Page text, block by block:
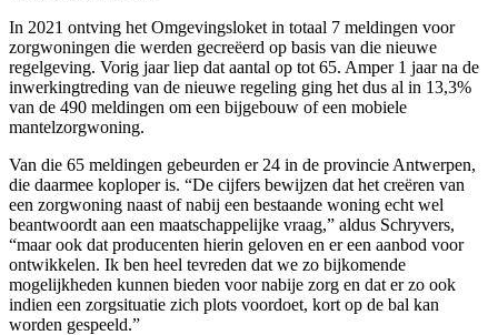
In 2021 ontving het Omgevingsloket in totaal 7 meldingen voor
zorgwoningen die werden gecreëerd op basis van die nieuwe
regelgeving. Vorig jaar liep dat aantal op tot 65. Amper 1 jaar na de
inwerkingtreding van de nieuwe regeling ging het dus al in 13,3%
van de 490 meldingen om een bijgebouw of een mobiele
mantelzorgwoning.
Van die 65 meldingen gebeurden er 24 in de provincie Antwerpen,
die daarmee koploper is. “De cijfers bewijzen dat het creëren van
een zorgwoning naast of nabij een bestaande woning echt wel
beantwoordt aan een maatschappelijke vraag,” aldus Schryvers,
“maar ook dat producenten hierin geloven en er een aanbod voor
ontwikkelen. Ik ben heel tevreden dat we zo bijkomende
mogelijkheden kunnen bieden voor nabije zorg en dat er zo ook
indien een zorgsituatie zich plots voordoet, kort op de bal kan
worden gespeeld.”